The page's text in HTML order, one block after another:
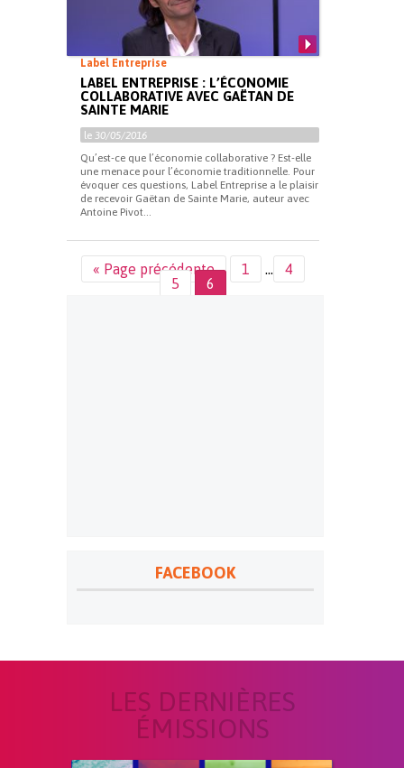
Label Entreprise
LABEL ENTREPRISE : L’ÉCONOMIE
COLLABORATIVE AVEC GAËTAN DE
SAINTE MARIE
le 30/05/2016
Qu’est-ce que l’économie collaborative ? Est-elle
une menace pour l’économie traditionnelle. Pour
évoquer ces questions, Label Entreprise a le plaisir
de recevoir Gaëtan de Sainte Marie, auteur avec
Antoine Pivot...
« Page précédente 1 …
4
5
6
FACEBOOK
LES DERNIÈRES
ÉMISSIONS